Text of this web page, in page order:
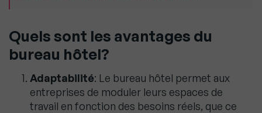
Quels sont les avantages du
bureau hôtel?
Adaptabilité: Le bureau hôtel permet aux
entreprises de moduler leurs espaces de
travail en fonction des besoins réels, que ce